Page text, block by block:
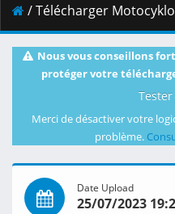
/ Télécharger
Nous vous conseillons
protéger votre
Tester
Merci de désactiver votre
problème.
Date Upload
25/07/2023